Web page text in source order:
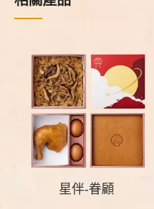
星伴-眷顧